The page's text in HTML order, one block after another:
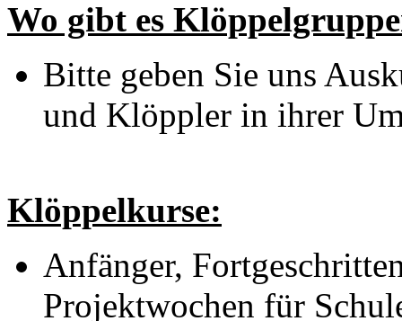
Wo gibt es
Bitte geben Sie uns
und Klöppler in ihrer
Klöppelkurse:
Anfänger,
Projektwochen für